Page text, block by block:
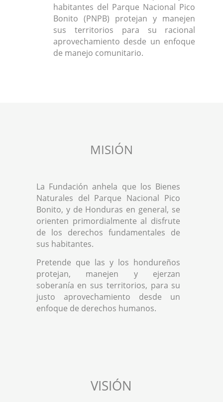
habitantes del Parque Nacional Pico
Bonito (PNPB) protejan y manejen
sus territorios para su racional
aprovechamiento desde un enfoque
de manejo comunitario.
MISIÓN
La Fundación anhela que los Bienes
Naturales del Parque Nacional Pico
Bonito, y de Honduras en general, se
orienten primordialmente al disfrute
de los derechos fundamentales de
sus habitantes.
Pretende que las y los hondureños
protejan, manejen y ejerzan
soberanía en sus territorios, para su
justo aprovechamiento desde un
enfoque de derechos humanos.
VISIÓN